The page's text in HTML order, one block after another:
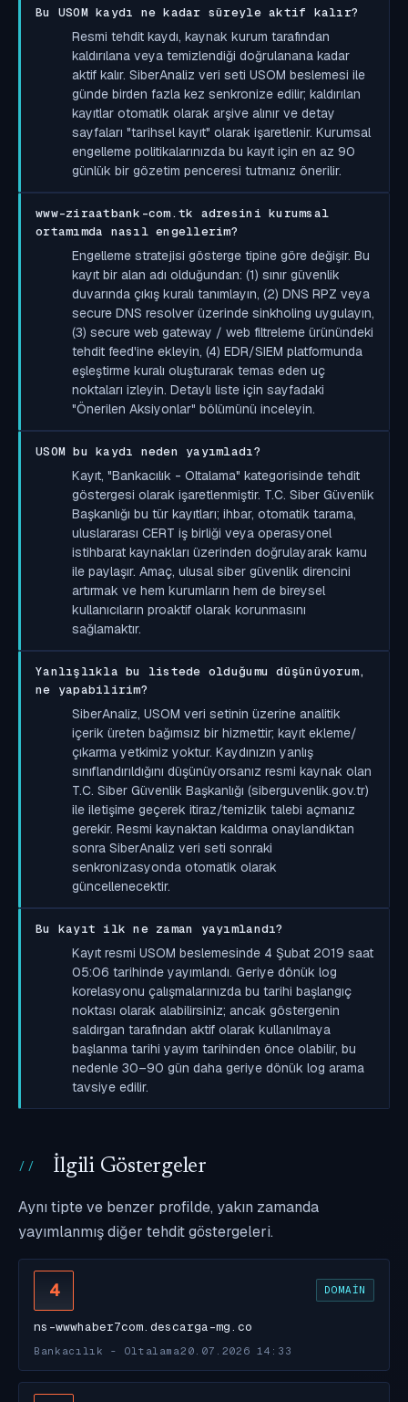
Bu USOM kaydı ne kadar süreyle aktif kalır?
Resmi tehdit kaydı, kaynak kurum tarafından
kaldırılana veya temizlendiği doğrulanana kadar
aktif kalır. SiberAnaliz veri seti USOM beslemesi ile
günde birden fazla kez senkronize edilir; kaldırılan
kayıtlar otomatik olarak arşive alınır ve detay
sayfaları "tarihsel kayıt" olarak işaretlenir. Kurumsal
engelleme politikalarınızda bu kayıt için en az 90
günlük bir gözetim penceresi tutmanız önerilir.
www-ziraatbank-com.tk adresini kurumsal
ortamımda nasıl engellerim?
Engelleme stratejisi gösterge tipine göre değişir. Bu
kayıt bir alan adı olduğundan: (1) sınır güvenlik
duvarında çıkış kuralı tanımlayın, (2) DNS RPZ veya
secure DNS resolver üzerinde sinkholing uygulayın,
(3) secure web gateway / web filtreleme ürünündeki
tehdit feed'ine ekleyin, (4) EDR/SIEM platformunda
eşleştirme kuralı oluşturarak temas eden uç
noktaları izleyin. Detaylı liste için sayfadaki
"Önerilen Aksiyonlar" bölümünü inceleyin.
USOM bu kaydı neden yayımladı?
Kayıt, "Bankacılık - Oltalama" kategorisinde tehdit
göstergesi olarak işaretlenmiştir. T.C. Siber Güvenlik
Başkanlığı bu tür kayıtları; ihbar, otomatik tarama,
uluslararası CERT iş birliği veya operasyonel
istihbarat kaynakları üzerinden doğrulayarak kamu
ile paylaşır. Amaç, ulusal siber güvenlik direncini
artırmak ve hem kurumların hem de bireysel
kullanıcıların proaktif olarak korunmasını
sağlamaktır.
Yanlışlıkla bu listede olduğumu düşünüyorum,
ne yapabilirim?
SiberAnaliz, USOM veri setinin üzerine analitik
içerik üreten bağımsız bir hizmettir; kayıt ekleme/
çıkarma yetkimiz yoktur. Kaydınızın yanlış
sınıflandırıldığını düşünüyorsanız resmi kaynak olan
T.C. Siber Güvenlik Başkanlığı (siberguvenlik.gov.tr)
ile iletişime geçerek itiraz/temizlik talebi açmanız
gerekir. Resmi kaynaktan kaldırma onaylandıktan
sonra SiberAnaliz veri seti sonraki
senkronizasyonda otomatik olarak
güncellenecektir.
Bu kayıt ilk ne zaman yayımlandı?
Kayıt resmi USOM beslemesinde 4 Şubat 2019 saat
05:06 tarihinde yayımlandı. Geriye dönük log
korelasyonu çalışmalarınızda bu tarihi başlangıç
noktası olarak alabilirsiniz; ancak göstergenin
saldırgan tarafından aktif olarak kullanılmaya
başlanma tarihi yayım tarihinden önce olabilir, bu
nedenle 30–90 gün daha geriye dönük log arama
tavsiye edilir.
İlgili Göstergeler
Aynı tipte ve benzer profilde, yakın zamanda
yayımlanmış diğer tehdit göstergeleri.
4 DOMAIN
ns-wwwhaber7com.descarga-mg.co
Bankacılık - Oltalama20.07.2026 14:33